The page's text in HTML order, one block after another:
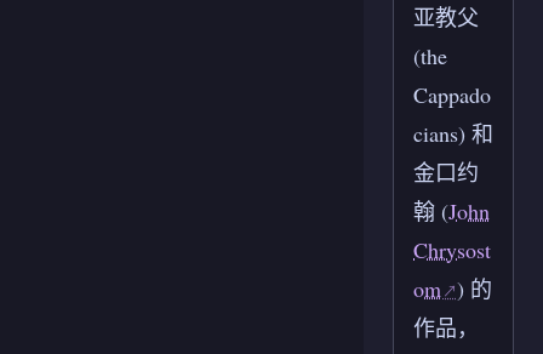
亚教父
(the
Cappado
cians) 和
金口约
翰 (John
Chrysost
om ) 的
作品，